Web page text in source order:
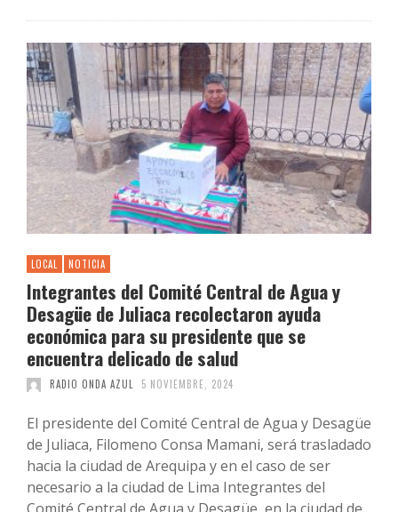
LOCAL NOTICIA
Integrantes del Comité Central de Agua y
Desagüe de Juliaca recolectaron ayuda
económica para su presidente que se
encuentra delicado de salud
RADIO ONDA AZUL 5 NOVIEMBRE, 2024
El presidente del Comité Central de Agua y Desagüe
de Juliaca, Filomeno Consa Mamani, será trasladado
hacia la ciudad de Arequipa y en el caso de ser
necesario a la ciudad de Lima Integrantes del